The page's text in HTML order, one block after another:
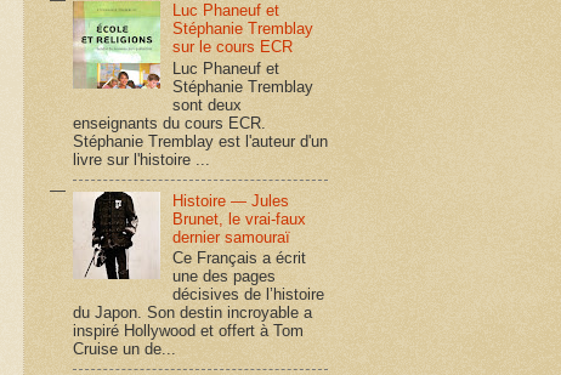
Luc Phaneuf et
Stéphanie Tremblay
sur le cours ECR
Luc Phaneuf et
Stéphanie Tremblay
sont deux
enseignants du cours ECR.
Stéphanie Tremblay est l'auteur d'un
livre sur l'histoire ...
Histoire — Jules
Brunet, le vrai-faux
dernier samouraï
Ce Français a écrit
une des pages
décisives de l’histoire
du Japon. Son destin incroyable a
inspiré Hollywood et offert à Tom
Cruise un de...